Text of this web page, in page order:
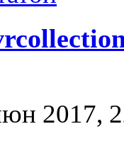
2017,